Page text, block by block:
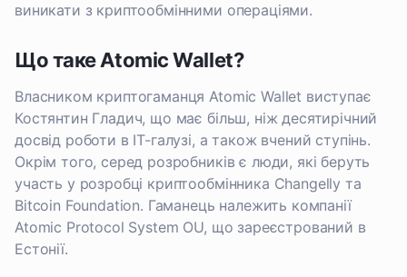
виникати з криптообмінними операціями.
Що таке Atomic Wallet?
Власником криптогаманця Atomic Wallet виступає
Костянтин Гладич, що має більш, ніж десятирічний
досвід роботи в IT-галузі, а також вчений ступінь.
Окрім того, серед розробників є люди, які беруть
участь у розробці криптообмінника Changelly та
Bitcoin Foundation. Гаманець належить компанії
Atomic Protocol System OU, що зареєстрований в
Естонії.